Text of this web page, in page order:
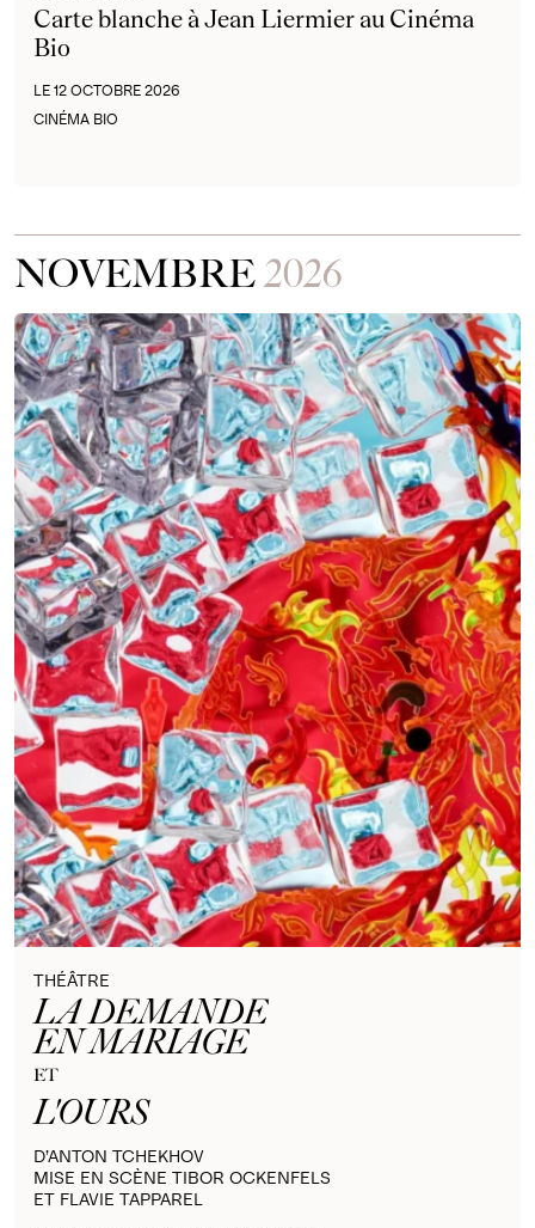
Carte blanche à Jean Liermier au Cinéma
Bio
LE 12 OCTOBRE 2026
CINÉMA BIO
NOVEMBRE2026
THÉÂTRE
LA DEMANDE
EN MARIAGE
ET
L'OURS
D’ANTON TCHEKHOV
MISE EN SCÈNE TIBOR OCKENFELS
ET FLAVIE TAPPAREL